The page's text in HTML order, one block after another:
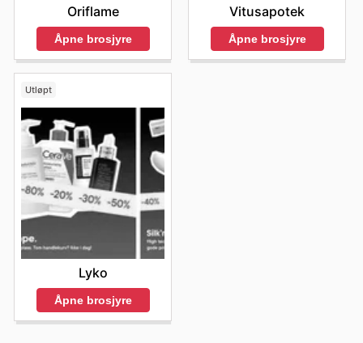
Oriflame
Åpne brosjyre
Vitusapotek
Åpne brosjyre
Utløpt
Lyko
Åpne brosjyre